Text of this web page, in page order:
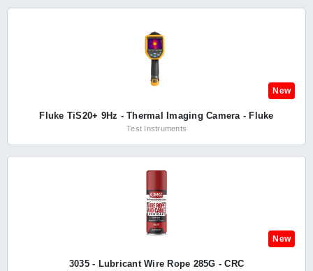
New
Fluke TiS20+ 9Hz - Thermal Imaging Camera - Fluke
Test Instruments
New
3035 - Lubricant Wire Rope 285G - CRC